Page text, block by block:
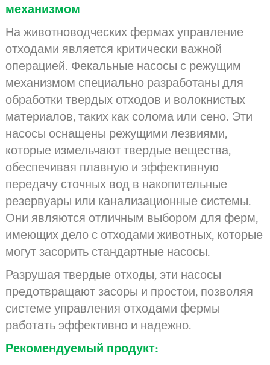
механизмом
На животноводческих фермах управление
отходами является критически важной
операцией. Фекальные насосы с режущим
механизмом специально разработаны для
обработки твердых отходов и волокнистых
материалов, таких как солома или сено. Эти
насосы оснащены режущими лезвиями,
которые измельчают твердые вещества,
обеспечивая плавную и эффективную
передачу сточных вод в накопительные
резервуары или канализационные системы.
Они являются отличным выбором для ферм,
имеющих дело с отходами животных, которые
могут засорить стандартные насосы.
Разрушая твердые отходы, эти насосы
предотвращают засоры и простои, позволяя
системе управления отходами фермы
работать эффективно и надежно.
Рекомендуемый продукт: